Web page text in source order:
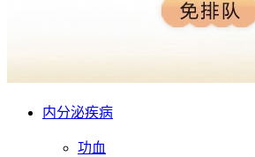
内分泌疾病
功血